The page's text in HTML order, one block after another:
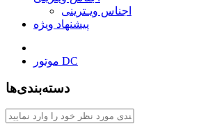
اجناس ویـترینی
پیشنهاد ویژه
موتور DC
دسته‌بندی‌ها